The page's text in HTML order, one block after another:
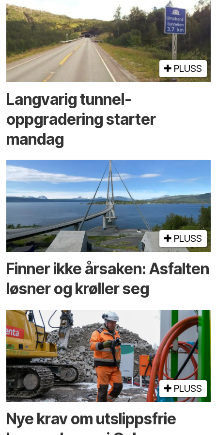
PLUSS
Langvarig tunnel­
oppgradering starter
mandag
PLUSS
Finner ikke årsaken: Asfalten
løsner og krøller seg
PLUSS
Nye krav om utslippsfrie